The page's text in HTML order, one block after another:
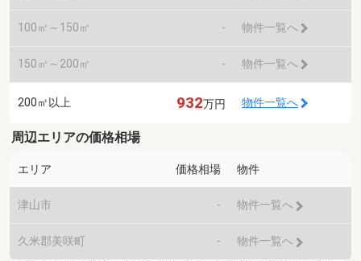
100㎡～150㎡ - 物件一覧へ
150㎡～200㎡ - 物件一覧へ
200㎡以上 932万円 物件一覧へ
周辺エリアの価格相場
エリア 価格相場 物件
津山市 - 物件一覧へ
久米郡美咲町 - 物件一覧へ